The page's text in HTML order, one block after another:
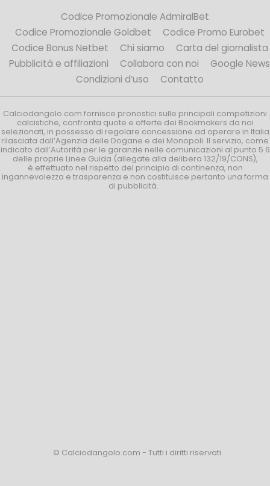
Codice Promozionale AdmiralBet
Codice Promozionale Goldbet
Codice Promo Eurobet
Codice Bonus Netbet
Chi siamo
Carta del giornalista
Pubblicità e affiliazioni
Collabora con noi
Google News
Condizioni d’uso
Contatto
Calciodangolo.com fornisce pronostici sulle principali competizioni
calcistiche, confronta quote e offerte dei Bookmakers da noi
selezionati, in possesso di regolare concessione ad operare in Italia
rilasciata dall’Agenzia delle Dogane e dei Monopoli. Il servizio, come
indicato dall’Autorità per le garanzie nelle comunicazioni al punto 5.6
delle proprie Linee Guida (allegate alla delibera 132/19/CONS),
è effettuato nel rispetto del principio di continenza, non
ingannevolezza e trasparenza e non costituisce pertanto una forma
di pubblicità.
© Calciodangolo.com - Tutti i diritti riservati